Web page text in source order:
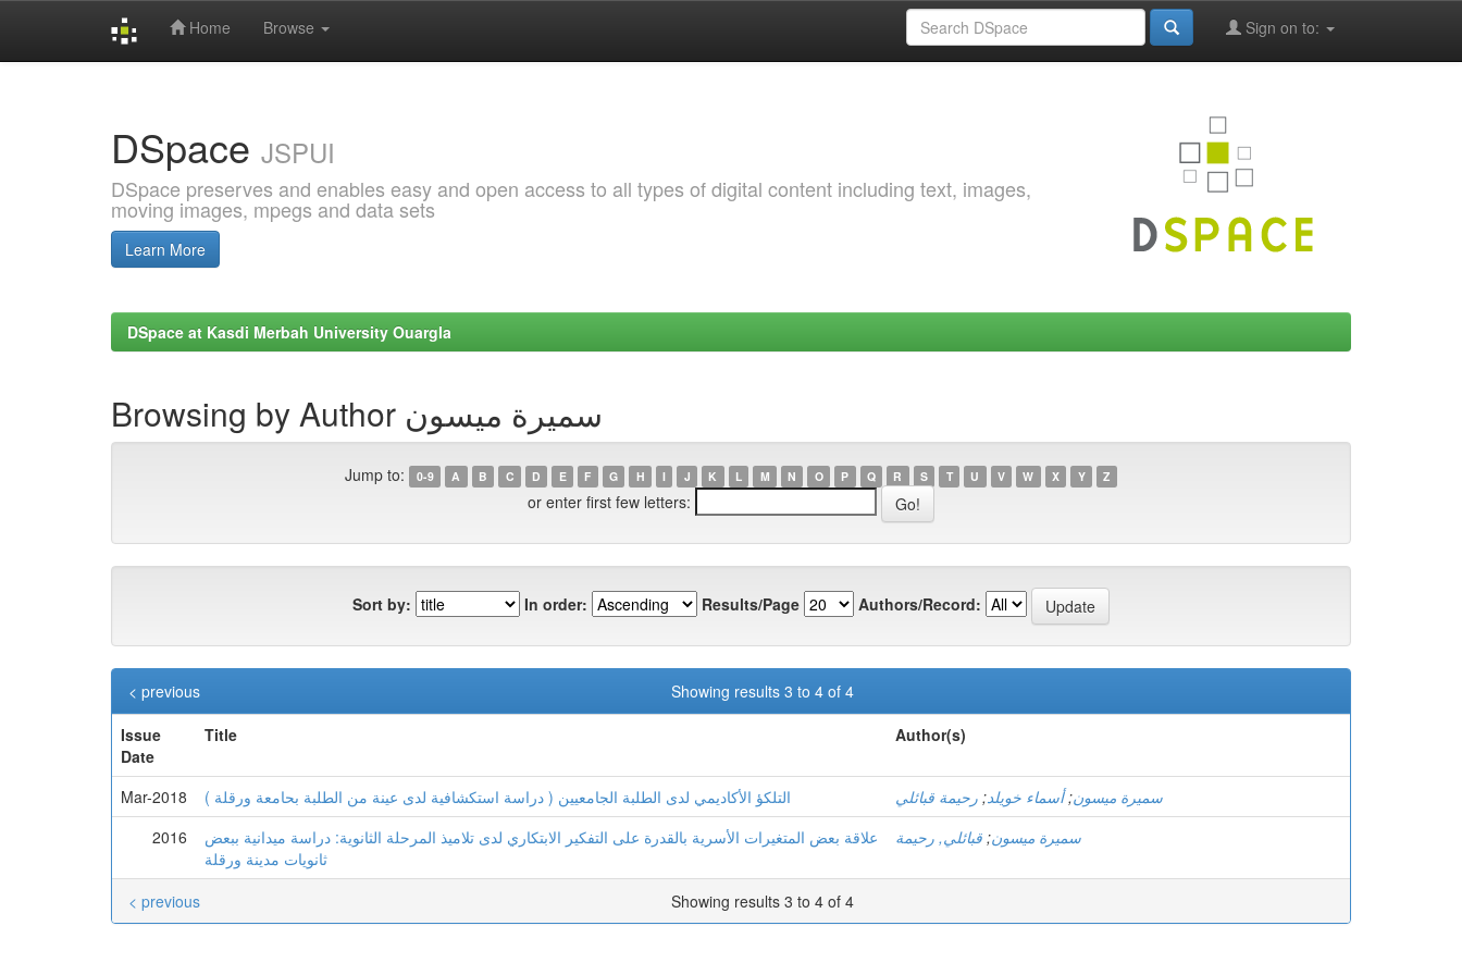
Home Browse Sign on to:
DSpace JSPUI
DSpace preserves and enables easy and open access to all types of digital content including text, images,
moving images, mpegs and data sets
Learn More
DSpace at Kasdi Merbah University Ouargla
Browsing by Author سميرة ميسون
Jump to: 0-9 A B C D E F G H I J K L M N O P Q R S T U V W X Y Z
or enter first few letters:
Sort by: In order: Results/Page Authors/Record:
Showing results 3 to 4 of 4
< previous
Issue
Date
Title Author(s)
Mar-2018 التلكؤ الأكاديمي لدى الطلبة الجامعيين ( دراسة استكشافية لدى عينة من الطلبة بحامعة ورقلة ) سميرة ميسون;أسماء خويلد; رحيمة قبائلي
2016
علاقة بعض المتغيرات الأسرية بالقدرة على التفكير الابتكاري لدى تلاميذ المرحلة الثانوية: دراسة ميدانية ببعض
ثانويات مدينة ورقلة
سميرة ميسون; قبائلي, رحيمة
Showing results 3 to 4 of 4
< previous